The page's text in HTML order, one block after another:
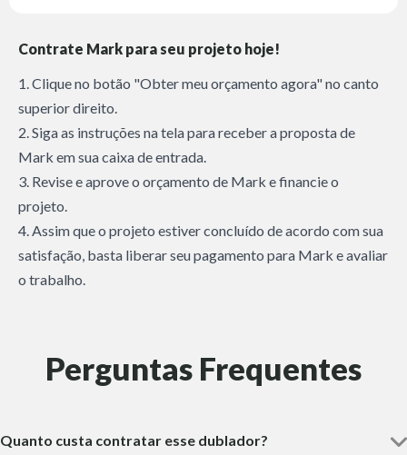
Contrate Mark para seu projeto hoje!
1. Clique no botão "Obter meu orçamento agora" no canto
superior direito.
2. Siga as instruções na tela para receber a proposta de
Mark em sua caixa de entrada.
3. Revise e aprove o orçamento de Mark e financie o
projeto.
4. Assim que o projeto estiver concluído de acordo com sua
satisfação, basta liberar seu pagamento para Mark e avaliar
o trabalho.
Perguntas Frequentes
Quanto custa contratar esse dublador?